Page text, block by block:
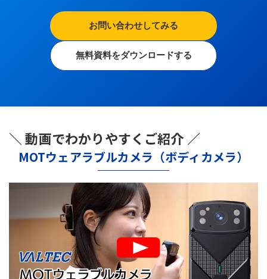
お問い合わせしてみる
無料資料をダウンロードする
＼ 動画でわかりやすくご紹介 ／
MOTウェアラブルカメラ（ボディカメラ）